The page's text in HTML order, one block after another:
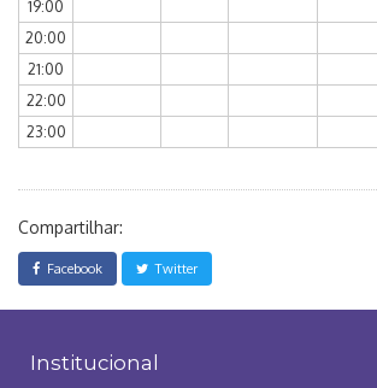
19:00
20:00
21:00
22:00
23:00
Compartilhar:
Facebook Twitter
Institucional